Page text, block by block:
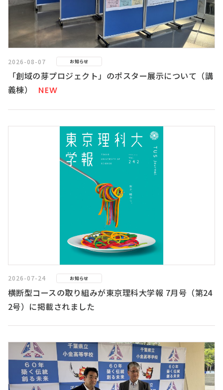
2026-08-07 お知らせ
「創域の芽プロジェクト」のポスター展示について（講
義棟）
NEW
2026-07-24 お知らせ
横断型コースの取り組みが東京理科大学報 7月号（第24
2号）に掲載されました